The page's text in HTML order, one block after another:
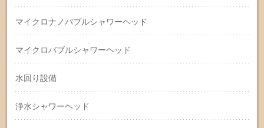
マイクロナノバブルシャワーヘッド
マイクロバブルシャワーヘッド
水回り設備
浄水シャワーヘッド